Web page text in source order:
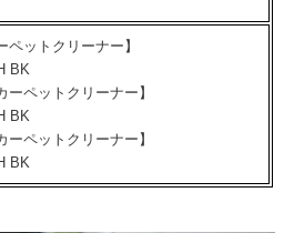
ペットクリーナー】
BK
ーペットクリーナー】
BK
ーペットクリーナー】
BK